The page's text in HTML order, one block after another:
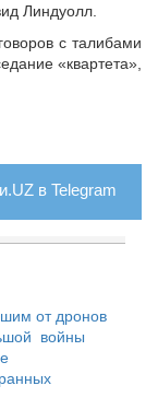
Линдуолл.
с талибами
«квартета»,
в Telegram
от дронов
войны